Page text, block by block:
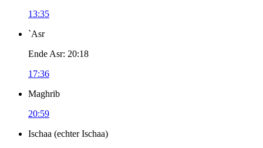
13:35
`Asr
Ende Asr: 20:18
17:36
Maghrib
20:59
Ischaa (echter Ischaa)